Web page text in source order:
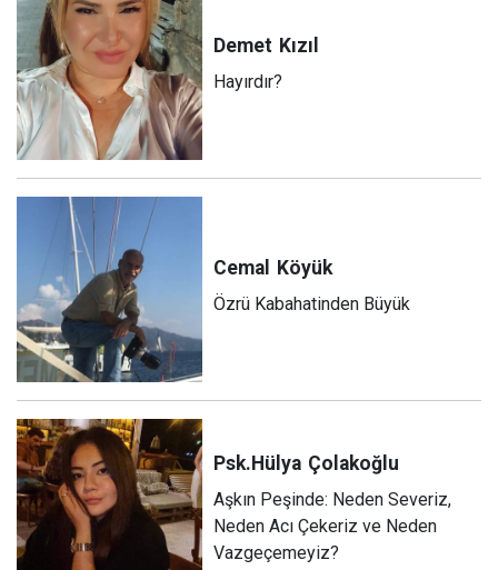
Demet Kızıl
Hayırdır?
Cemal Köyük
Özrü Kabahatinden Büyük
Psk.Hülya Çolakoğlu
Aşkın Peşinde: Neden Severiz,
Neden Acı Çekeriz ve Neden
Vazgeçemeyiz?